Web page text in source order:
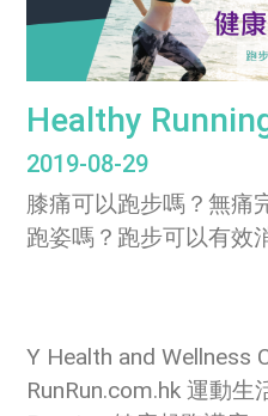
Healthy
2019-08-29
膝痛可以跑步嗎？無痛
跑姿嗎？跑步可以有效
Y Health and Wellness
RunRun.com.hk 運動